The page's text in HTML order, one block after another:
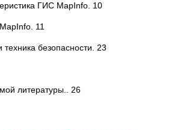
ГИС MapInfo. 10
11
безопасности. 23
литературы.. 26